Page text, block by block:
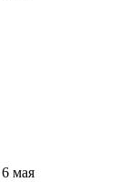
6 мая